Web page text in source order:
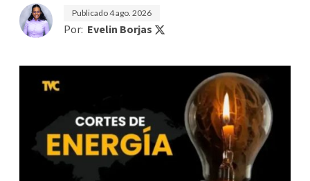
Publicado4 ago. 2026
Por: Evelin Borjas